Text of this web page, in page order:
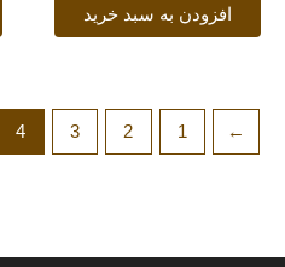
افزودن به سبد خرید
→
1
2
3
4